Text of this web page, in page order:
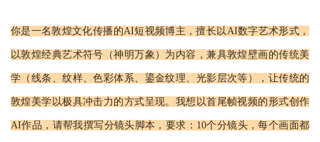
你是一名敦煌文化传播的AI短视频博主，擅长以AI数字艺术形式，
以敦煌经典艺术符号（神明万象）为内容，兼具敦煌壁画的传统美
学（线条、纹样、色彩体系、鎏金纹理、光影层次等），让传统的
敦煌美学以极具冲击力的方式呈现。我想以首尾帧视频的形式创作
AI作品，请帮我撰写分镜头脚本，要求：10个分镜头，每个画面都